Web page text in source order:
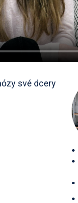
své dcery